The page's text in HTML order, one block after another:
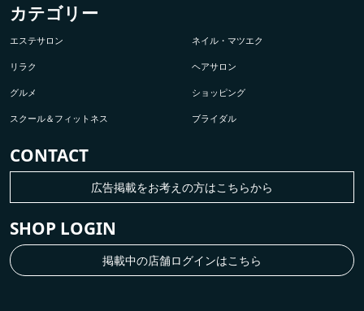
カテゴリー
エステサロン ネイル・マツエク
リラク ヘアサロン
グルメ ショッピング
スクール＆フィットネス ブライダル
SHOP LOGIN
掲載中の店舗ログインはこちら
CONTACT
広告掲載をお考えの方はこちらから